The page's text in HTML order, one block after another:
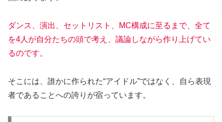
ダンス、演出、セットリスト、MC構成に至るまで、全て
を4人が自分たちの頭で考え、議論しながら作り上げてい
るのです。
そこには、誰かに作られた“アイドル”ではなく、自ら表現
者であることへの誇りが宿っています。